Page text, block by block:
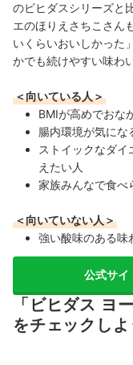
のビヒダスシリーズと
エのほりえさちこさん
いくらいおいしかった
かでも続けやすい味わ
＜向いている人＞
BMIが高めでおな
腸内環境が気にな
ストイックなダ
えたい人
家族みんなで食べ
＜向いていない人＞
強い酸味のある味
公式サイ
「ビヒダス ヨ
をチェックしよ